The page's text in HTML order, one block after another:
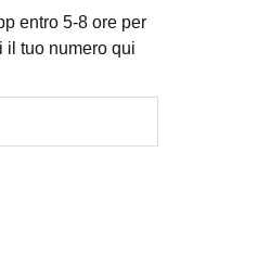
entro 5-8 ore per
il tuo numero qui